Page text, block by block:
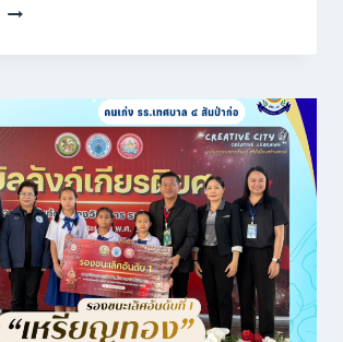
กิจกรรม
เทียน
ถวาย
เทียน
ผ้าอาบ
น้ำ
ฝน
เนื่อง
ใน
เทศกาล
เข้า
พรรษา